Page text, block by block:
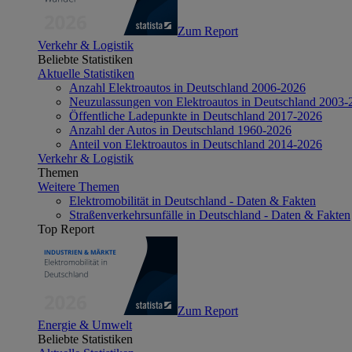
Zum Report
Verkehr & Logistik
Beliebte Statistiken
Aktuelle Statistiken
Anzahl Elektroautos in Deutschland 2006-2026
Neuzulassungen von Elektroautos in Deutschland 2003-
Öffentliche Ladepunkte in Deutschland 2017-2026
Anzahl der Autos in Deutschland 1960-2026
Anteil von Elektroautos in Deutschland 2014-2026
Verkehr & Logistik
Themen
Weitere Themen
Elektromobilität in Deutschland - Daten & Fakten
Straßenverkehrsunfälle in Deutschland - Daten & Fakten
Top Report
Zum Report
Energie & Umwelt
Beliebte Statistiken